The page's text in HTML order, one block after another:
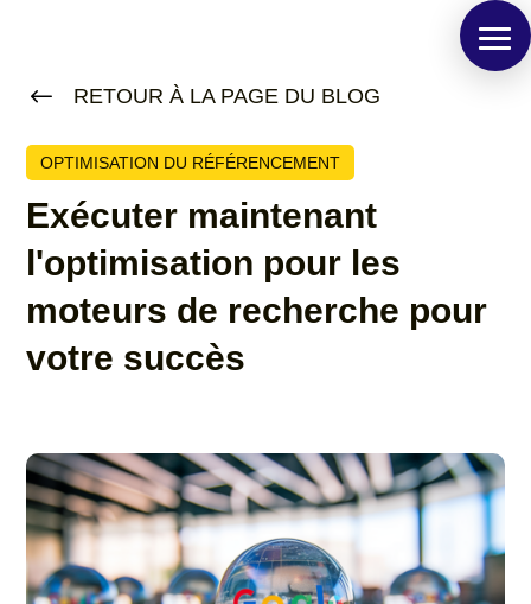
# RETOUR À LA PAGE DU BLOG
OPTIMISATION DU RÉFÉRENCEMENT
Exécuter maintenant
l'optimisation pour les
moteurs de recherche pour
votre succès